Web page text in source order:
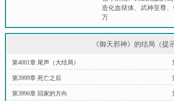
造化血狱体、 武神至尊、
万
《御天邪神》的结局（提
第4001章 尾声（大结局）
第3999章 死亡之后
第3996章 回家的方向